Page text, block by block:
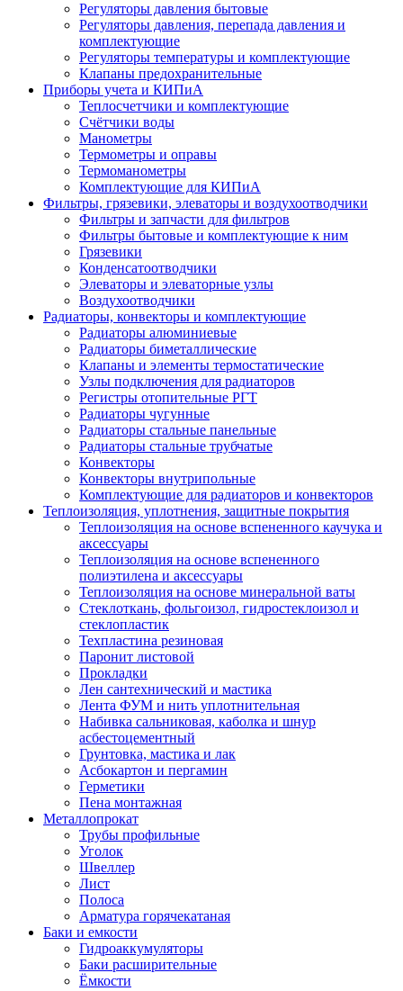
Регуляторы давления бытовые
Регуляторы давления, перепада давления и
комплектующие
Регуляторы температуры и комплектующие
Клапаны предохранительные
Приборы учета и КИПиА
Теплосчетчики и комплектующие
Счётчики воды
Манометры
Термометры и оправы
Термоманометры
Комплектующие для КИПиА
Фильтры, грязевики, элеваторы и воздухоотводчики
Фильтры и запчасти для фильтров
Фильтры бытовые и комплектующие к ним
Грязевики
Конденсатоотводчики
Элеваторы и элеваторные узлы
Воздухоотводчики
Радиаторы, конвекторы и комплектующие
Радиаторы алюминиевые
Радиаторы биметаллические
Клапаны и элементы термостатические
Узлы подключения для радиаторов
Регистры отопительные РГТ
Радиаторы чугунные
Радиаторы стальные панельные
Радиаторы стальные трубчатые
Конвекторы
Конвекторы внутрипольные
Комплектующие для радиаторов и конвекторов
Теплоизоляция, уплотнения, защитные покрытия
Теплоизоляция на основе вспененного каучука и
аксессуары
Теплоизоляция на основе вспененного
полиэтилена и аксессуары
Теплоизоляция на основе минеральной ваты
Стеклоткань, фольгоизол, гидростеклоизол и
стеклопластик
Техпластина резиновая
Паронит листовой
Прокладки
Лен сантехнический и мастика
Лента ФУМ и нить уплотнительная
Набивка сальниковая, каболка и шнур
асбестоцементный
Грунтовка, мастика и лак
Асбокартон и пергамин
Герметики
Пена монтажная
Металлопрокат
Трубы профильные
Уголок
Швеллер
Лист
Полоса
Арматура горячекатаная
Баки и емкости
Гидроаккумуляторы
Баки расширительные
Ёмкости